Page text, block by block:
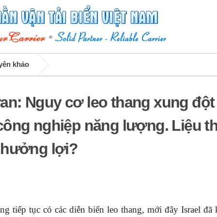
khảo
Nguy cơ leo thang xung đột
nghiệp năng lượng. Liệu
lợi?
tiếp tục có các diễn biến leo thang, mới đây Israel đã